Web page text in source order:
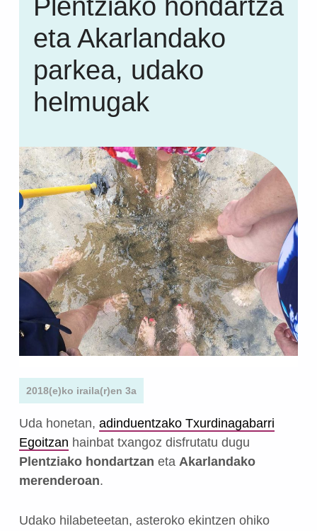
Plentziako hondartza
eta Akarlandako
parkea, udako
helmugak
2018(e)ko iraila(r)en 3a
Uda honetan, adinduentzako Txurdinagabarri
Egoitzan hainbat txangoz disfrutatu dugu
Plentziako hondartzan eta Akarlandako
merenderoan.
Udako hilabeteetan, asteroko ekintzen ohiko